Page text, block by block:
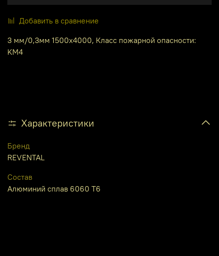
Добавить в сравнение
3 мм/0,3мм 1500х4000, Класс пожарной опасности:
KM4
Характеристики
Бренд
REVENTAL
Состав
Алюминий сплав 6060 Т6